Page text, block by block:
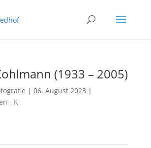
(1933 – 2005)
| 06. August 2023 |
- K